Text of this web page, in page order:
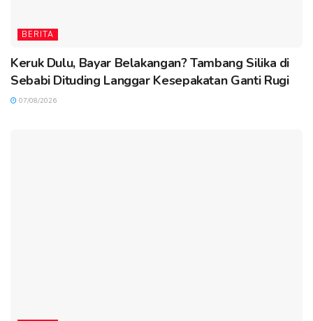
BERITA
Keruk Dulu, Bayar Belakangan? Tambang Silika di
Sebabi Dituding Langgar Kesepakatan Ganti Rugi
07/08/2026